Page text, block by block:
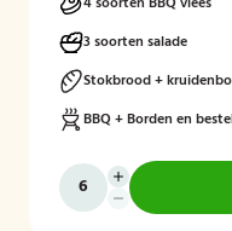
3 soorten salade
Stokbrood +
BBQ + Borden en